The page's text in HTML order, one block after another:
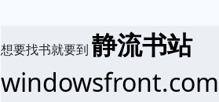
想要找书就要到静流书站
windowsfront.com